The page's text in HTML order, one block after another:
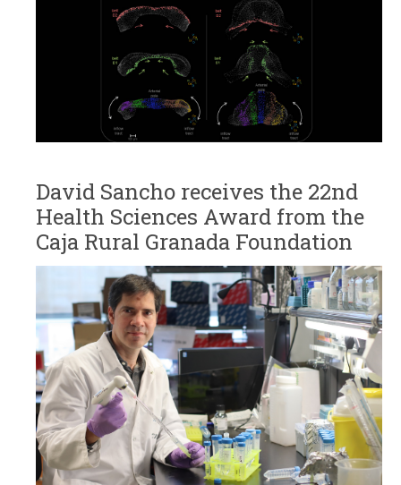
David Sancho receives the 22nd
Health Sciences Award from the
Caja Rural Granada Foundation